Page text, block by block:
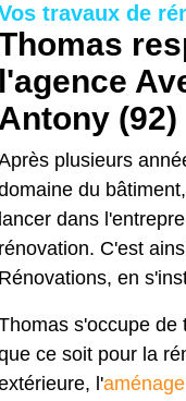
travaux de
l'agence
Antony (92)
plusieurs
du
lancer dans
rénovation. C'est
Rénovations, en
s'occupe de
ce soit pour la
l'